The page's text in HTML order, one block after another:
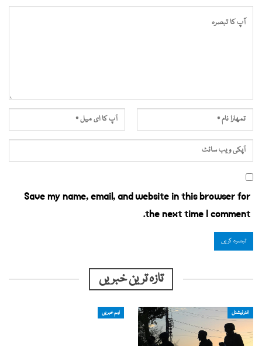
Save my name, email, and website in this browser for
the next time I comment.
تازہ ترین خبریں
انٹرنیشنل اہم خبریں